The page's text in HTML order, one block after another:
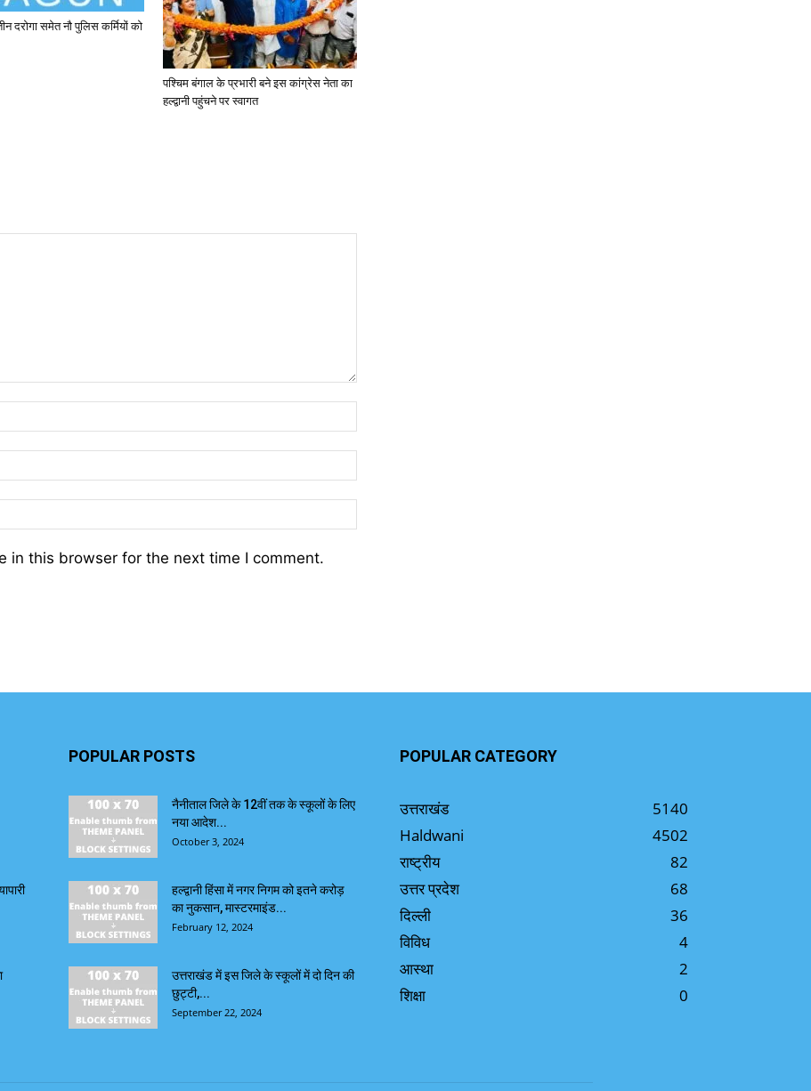
दरोगा समेत नौ पुलिस कर्मियों को
पश्चिम बंगाल के प्रभारी बने इस कांग्रेस नेता का
हल्द्वानी पहुंचने पर स्वागत
in this browser for the next time I comment.
POPULAR POSTS
नैनीताल जिले के 12वीं तक के स्कूलों के लिए
नया आदेश...
October 3, 2024
हल्द्वानी हिंसा में नगर निगम को इतने करोड़
का नुकसान, मास्टरमाइंड...
February 12, 2024
उत्तराखंड में इस जिले के स्कूलों में दो दिन की
छुट्टी,...
September 22, 2024
POPULAR CATEGORY
उत्तराखंड
5140
Haldwani
4502
राष्ट्रीय
82
उत्तर प्रदेश
68
दिल्ली
36
विविध
4
आस्था
2
शिक्षा
0